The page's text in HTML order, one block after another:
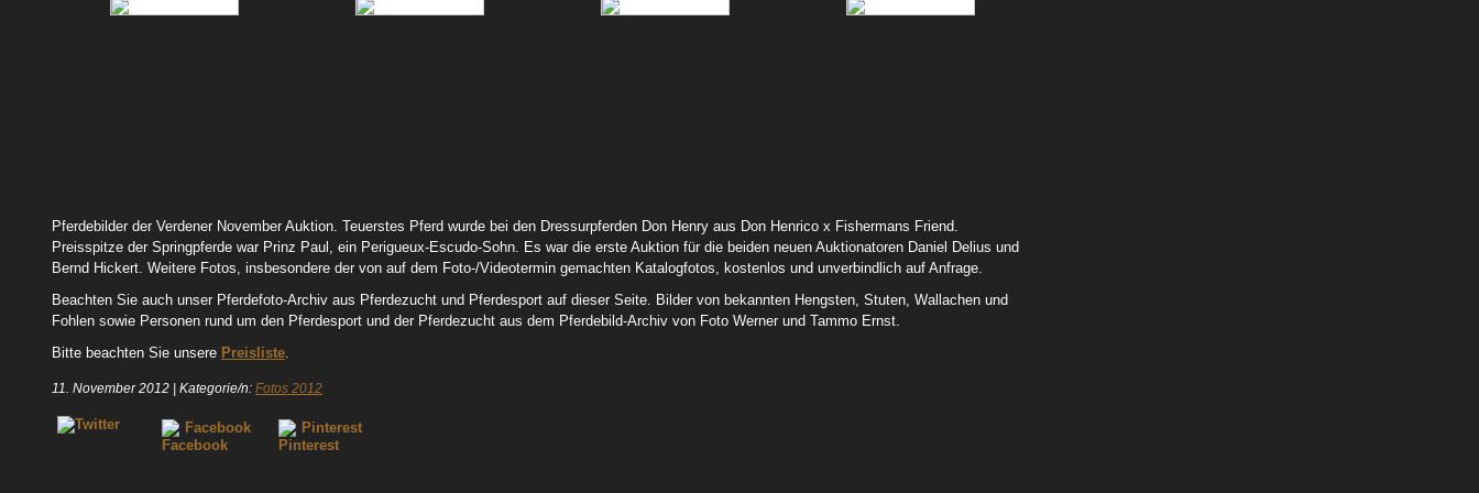
86-Springpferd-Prinz-Paul-12-02
Delius-Daniel-Auktionator-Verden-
12-90
Delius-Daniel-November-Auktion-
Verden-12-90
Hannoveraner-November-Auktion-
2012-90
Hickert-Bernd-Auktionator-Verden-
12-90
Hickert-Bernd-Hannoveraner-
Auktionator-12-90
Totale-Niedersachsenhalle-
Pferdeauktion-12-90
e-motion-pferd-tour-Fotos-Gala-12-
90
Pferdebilder der Verdener November Auktion. Teuerstes Pferd wurde bei den Dressurpferden Don Henry aus Don Henrico x Fishermans Friend.
Preisspitze der Springpferde war Prinz Paul, ein Perigueux-Escudo-Sohn. Es war die erste Auktion für die beiden neuen Auktionatoren Daniel Delius und
Bernd Hickert. Weitere Fotos, insbesondere der von auf dem Foto-/Videotermin gemachten Katalogfotos, kostenlos und unverbindlich auf Anfrage.
Beachten Sie auch unser Pferdefoto-Archiv aus Pferdezucht und Pferdesport auf dieser Seite. Bilder von bekannten Hengsten, Stuten, Wallachen und
Fohlen sowie Personen rund um den Pferdesport und der Pferdezucht aus dem Pferdebild-Archiv von Foto Werner und Tammo Ernst.
Bitte beachten Sie unsere Preisliste.
11. November 2012 | Kategorie/n: Fotos 2012
Facebook Pinterest